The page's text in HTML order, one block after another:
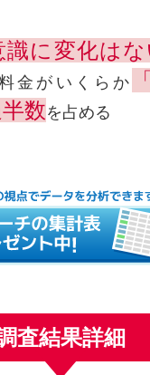
識に変化は
金がいくらか
数を占める
査結果詳細